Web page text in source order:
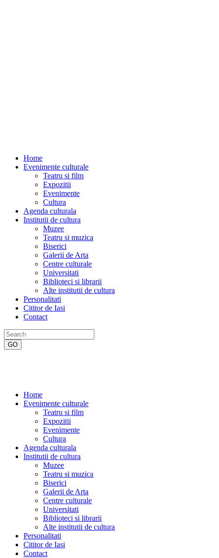
Home
Evenimente culturale
Teatru si film
Expozitii
Evenimente
Cultura
Agenda culturala
Institutii de cultura
Muzee
Teatru si muzica
Biserici
Galerii de Arta
Centre culturale
Universitati
Biblioteci si librarii
Alte institutii de cultura
Personalitati
Cititor de Iasi
Contact
Home
Evenimente culturale
Teatru si film
Expozitii
Evenimente
Cultura
Agenda culturala
Institutii de cultura
Muzee
Teatru si muzica
Biserici
Galerii de Arta
Centre culturale
Universitati
Biblioteci si librarii
Alte institutii de cultura
Personalitati
Cititor de Iasi
Contact